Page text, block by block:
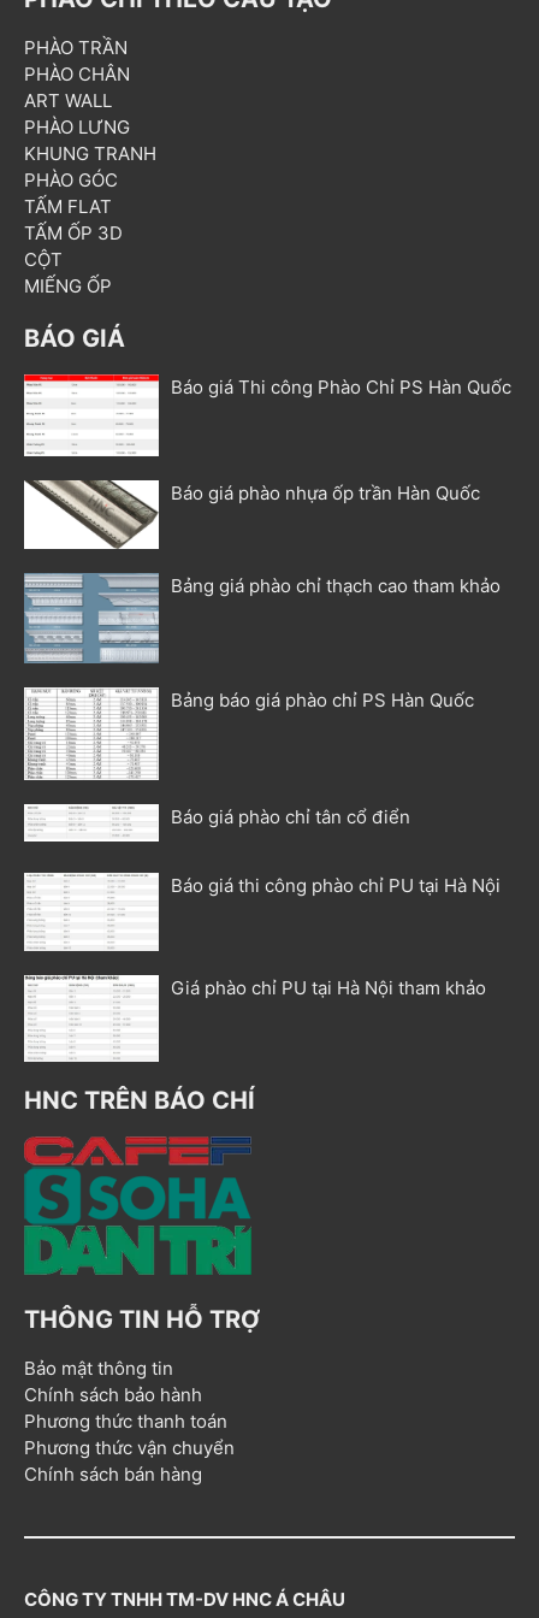
PHÀO TRẦN
PHÀO CHÂN
ART WALL
PHÀO LƯNG
KHUNG TRANH
PHÀO GÓC
TẤM FLAT
TẤM ỐP 3D
CỘT
MIẾNG ỐP
BÁO GIÁ
Báo giá Thi công Phào Chỉ PS Hàn Quốc
Báo giá phào nhựa ốp trần Hàn Quốc
Bảng giá phào chỉ thạch cao tham khảo
Bảng báo giá phào chỉ PS Hàn Quốc
Báo giá phào chỉ tân cổ điển
Báo giá thi công phào chỉ PU tại Hà Nội
Giá phào chỉ PU tại Hà Nội tham khảo
HNC TRÊN BÁO CHÍ
THÔNG TIN HỖ TRỢ
Bảo mật thông tin
Chính sách bảo hành
Phương thức thanh toán
Phương thức vận chuyển
Chính sách bán hàng
CÔNG TY TNHH TM-DV HNC Á CHÂU